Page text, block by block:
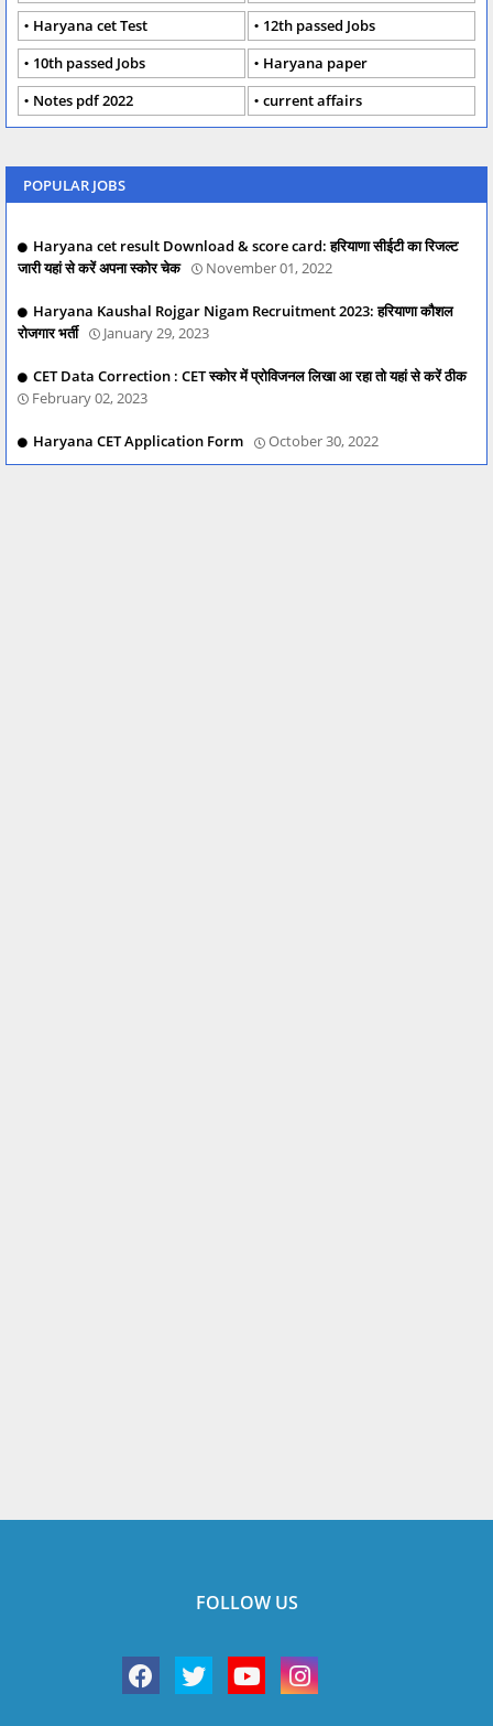
Haryana cet Test
12th passed Jobs
10th passed Jobs
Haryana paper
Notes pdf 2022
current affairs
POPULAR JOBS
Haryana cet result Download & score card: हरियाणा सीईटी का रिजल्ट
जारी यहां से करें अपना स्कोर चेक
November 01, 2022
Haryana Kaushal Rojgar Nigam Recruitment 2023: हरियाणा कौशल
रोजगार भर्ती
January 29, 2023
CET Data Correction : CET स्कोर में प्रोविजनल लिखा आ रहा तो यहां से करें ठीक
February 02, 2023
Haryana CET Application Form October 30, 2022
FOLLOW US